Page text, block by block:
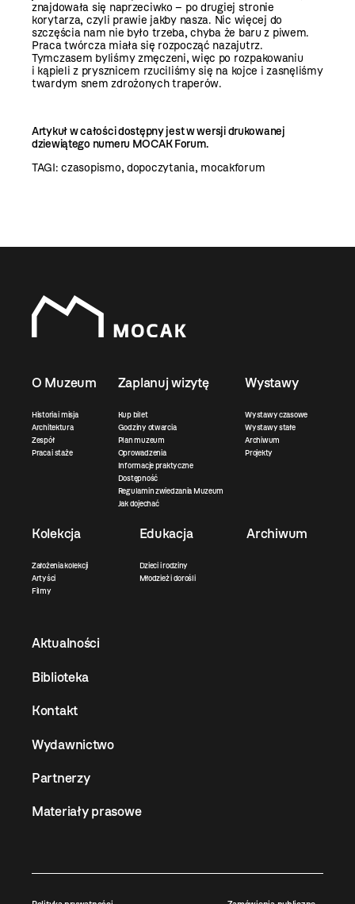
znajdowała się naprzeciwko – po drugiej stronie
korytarza, czyli prawie jakby nasza. Nic więcej do
szczęścia nam nie było trzeba, chyba że baru z piwem.
Praca twórcza miała się rozpocząć nazajutrz.
Tymczasem byliśmy zmęczeni, więc po rozpakowaniu
i kąpieli z prysznicem rzuciliśmy się na kojce i zasnęliśmy
twardym snem zdrożonych traperów.
Artykuł w całości dostępny jest w wersji drukowanej
dziewiątego numeru MOCAK Forum.
TAGI:czasopismo, dopoczytania, mocakforum
O Muzeum
Historia i misja
Architektura
Zespół
Praca i staże
Zaplanuj wizytę
Kup bilet
Godziny otwarcia
Plan muzeum
Oprowadzenia
Informacje praktyczne
Dostępność
Regulamin zwiedzania Muzeum
Jak dojechać
Wystawy
Wystawy czasowe
Wystawy stałe
Archiwum
Projekty
Kolekcja
Założenia kolekcji
Artyści
Filmy
Edukacja
Dzieci i rodziny
Młodzież i dorośli
Archiwum
Aktualności
Biblioteka
Kontakt
Wydawnictwo
Partnerzy
Materiały prasowe